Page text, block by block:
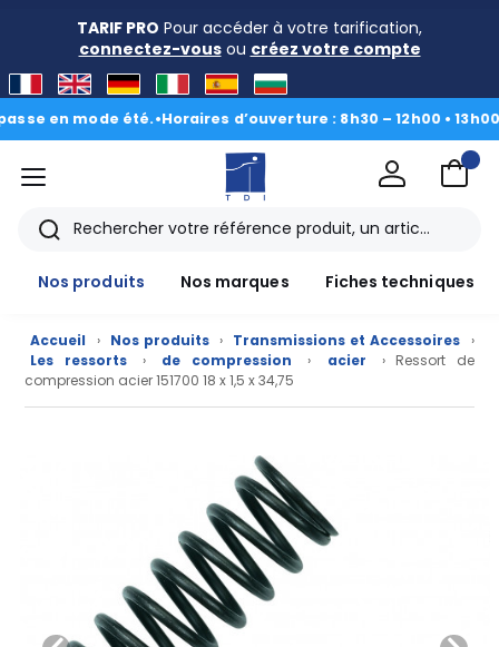
TARIF PRO Pour accéder à votre tarification,
connectez-vousou créez votre compte
en mode été.• Horaires d’ouverture : 8h30 – 12h00 • 13h00 -
produits
CAD/3D
menu
Rechercher
Nos produits
Nos marques Fiches techniques
Accueil › Nos produits › Transmissions et Accessoires
›
Les ressorts
› de compression › acier
› Ressort de
compression acier 151700 18 x 1,5 x 34,75